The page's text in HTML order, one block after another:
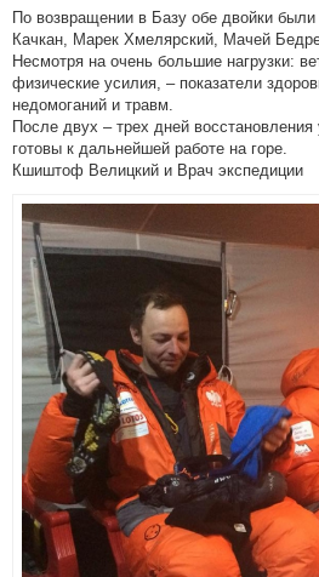
По возвращении в Базу обе двойки
Качкан, Марек Хмелярский, Мачей
Несмотря на очень большие нагрузки:
физические усилия, – показатели
недомоганий и травм.
После двух – трех дней
готовы к дальнейшей работе на горе.
Кшиштоф Велицкий и Врач экспедиции